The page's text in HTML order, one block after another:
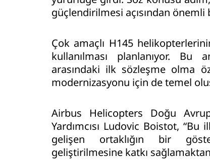
güçlendirilmesi açısından
Çok amaçlı H145
kullanılması planlanıyor.
arasındaki ilk sözleşme olma
modernizasyonu için de temel
Airbus Helicopters Doğu
Yardımcısı Ludovic Boistot,
gelişen ortaklığın bir
geliştirilmesine katkı